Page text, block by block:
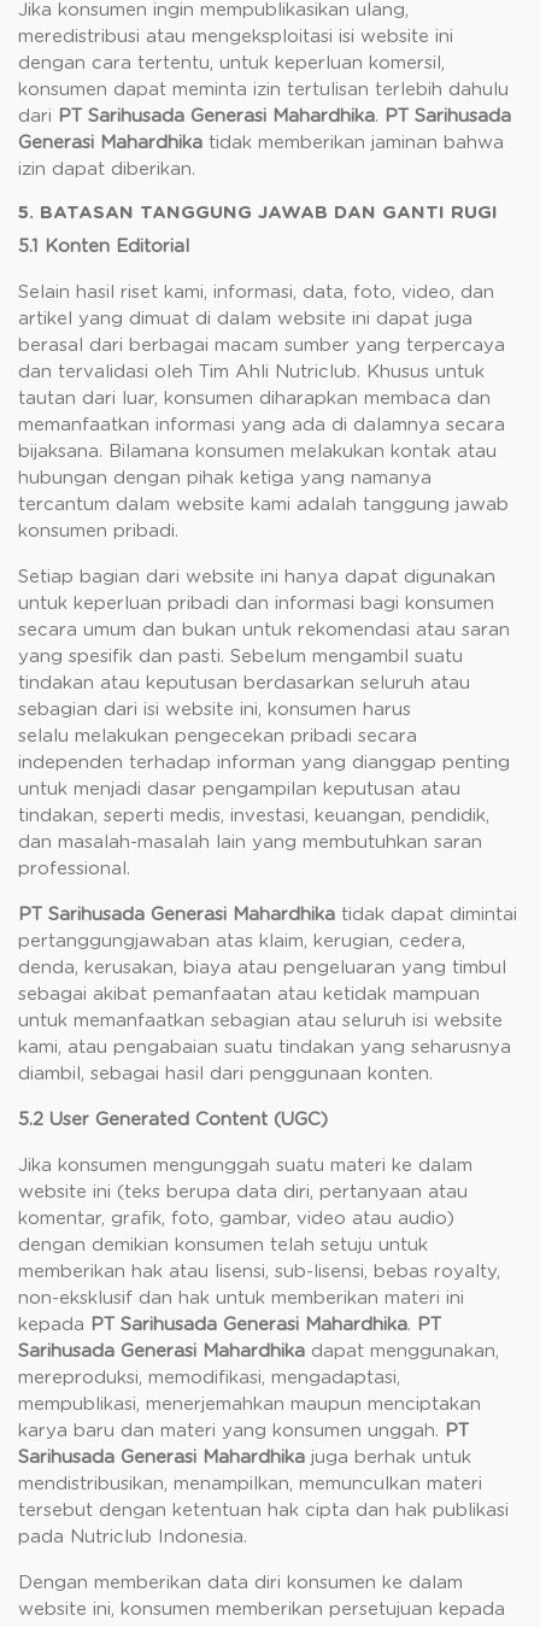
Jika konsumen ingin mempublikasikan ulang,
meredistribusi atau mengeksploitasi isi website ini
dengan cara tertentu, untuk keperluan komersil,
konsumen dapat meminta izin tertulisan terlebih dahulu
dari PT Sarihusada Generasi Mahardhika. PT Sarihusada
Generasi Mahardhika tidak memberikan jaminan bahwa
izin dapat diberikan.
5. BATASAN TANGGUNG JAWAB DAN GANTI RUGI
5.1 Konten Editorial
Selain hasil riset kami, informasi, data, foto, video, dan
artikel yang dimuat di dalam website ini dapat juga
berasal dari berbagai macam sumber yang terpercaya
dan tervalidasi oleh Tim Ahli Nutriclub. Khusus untuk
tautan dari luar, konsumen diharapkan membaca dan
memanfaatkan informasi yang ada di dalamnya secara
bijaksana. Bilamana konsumen melakukan kontak atau
hubungan dengan pihak ketiga yang namanya
tercantum dalam website kami adalah tanggung jawab
konsumen pribadi.
Setiap bagian dari website ini hanya dapat digunakan
untuk keperluan pribadi dan informasi bagi konsumen
secara umum dan bukan untuk rekomendasi atau saran
yang spesifik dan pasti. Sebelum mengambil suatu
tindakan atau keputusan berdasarkan seluruh atau
sebagian dari isi website ini, konsumen harus
selalu melakukan pengecekan pribadi secara
independen terhadap informan yang dianggap penting
untuk menjadi dasar pengampilan keputusan atau
tindakan, seperti medis, investasi, keuangan, pendidik,
dan masalah-masalah lain yang membutuhkan saran
professional.
PT Sarihusada Generasi Mahardhika tidak dapat dimintai
pertanggungjawaban atas klaim, kerugian, cedera,
denda, kerusakan, biaya atau pengeluaran yang timbul
sebagai akibat pemanfaatan atau ketidak mampuan
untuk memanfaatkan sebagian atau seluruh isi website
kami, atau pengabaian suatu tindakan yang seharusnya
diambil, sebagai hasil dari penggunaan konten.
5.2 User Generated Content (UGC)
Jika konsumen mengunggah suatu materi ke dalam
website ini (teks berupa data diri, pertanyaan atau
komentar, grafik, foto, gambar, video atau audio)
dengan demikian konsumen telah setuju untuk
memberikan hak atau lisensi, sub-lisensi, bebas royalty,
non-eksklusif dan hak untuk memberikan materi ini
kepada PT Sarihusada Generasi Mahardhika. PT
Sarihusada Generasi Mahardhika dapat menggunakan,
mereproduksi, memodifikasi, mengadaptasi,
mempublikasi, menerjemahkan maupun menciptakan
karya baru dan materi yang konsumen unggah. PT
Sarihusada Generasi Mahardhika juga berhak untuk
mendistribusikan, menampilkan, memunculkan materi
tersebut dengan ketentuan hak cipta dan hak publikasi
pada Nutriclub Indonesia.
Dengan memberikan data diri konsumen ke dalam
website ini, konsumen memberikan persetujuan kepada